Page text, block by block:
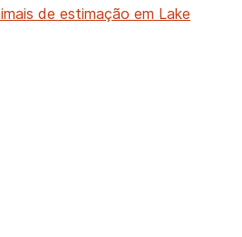
de estimação em Lake